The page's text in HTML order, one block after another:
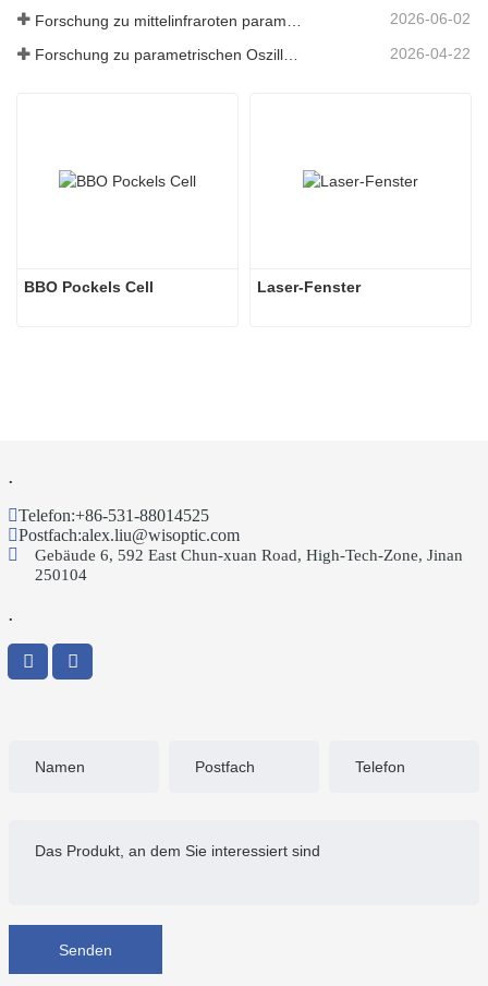
2026-06-02
2026-04-22
BBO Pockels Cell Laser-Fenster
.
Telefon:+86-531-88014525
Postfach:alex.liu@wisoptic.com
Gebäude 6, 592 East Chun-xuan Road, High-Tech-Zone, Jinan
250104
.
Senden